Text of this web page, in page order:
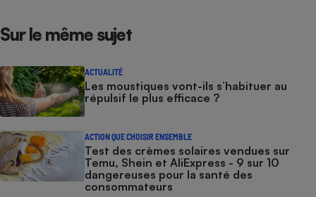
Sur le même sujet
ACTUALITÉ
Les moustiques vont-ils s’habituer au
répulsif le plus efficace ?
ACTION QUE CHOISIR ENSEMBLE
Test des crèmes solaires vendues sur
Temu, Shein et AliExpress - 9 sur 10
dangereuses pour la santé des
consommateurs